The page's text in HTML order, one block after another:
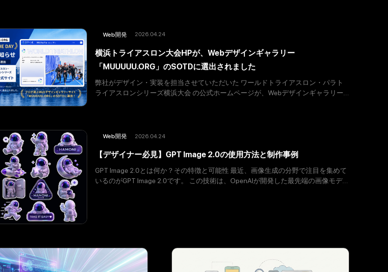
Web開発 2026.04.24
横浜トライアスロン大会HPが、Webデザインギャラリー
「MUUUUU.ORG」のSOTDに選出されました
弊社がデザイン・実装を担当させていただいた ワールドトライアスロン・パラト
ライアスロンシリーズ横浜大会 の公式ホームページが、Webデザインギャラリー
Web開発 2026.04.24
【デザイナー必見】GPT Image 2.0の使用方法と制作事例
GPT Image 2.0とは何か？その特徴と可能性 最近、画像生成の分野で注目を集めて
いるのがGPT Image 2.0です。 この技術は、OpenAIが開発した最先端の画像モデ